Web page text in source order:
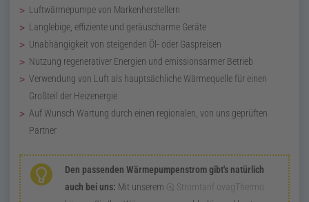
Luftwärmepumpe von Markenherstellern
Langlebige, effiziente und geräuscharme Geräte
Unabhängigkeit von steigenden Öl- oder Gaspreisen
Nutzung regenerativer Energien und emissionsarmer Betrieb
Verwendung von Luft als hauptsächliche Wärmequelle für einen
Großteil der Heizenergie
Auf Wunsch Wartung durch einen regionalen, von uns geprüften
Partner
Den passenden Wärmepumpenstrom gibt's natürlich
auch bei uns: Mit unserem
Stromtarif ovagThermo